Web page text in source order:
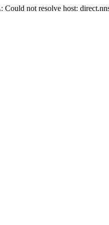
not resolve host: